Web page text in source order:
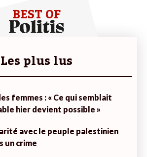
BEST OF
Les plus lus
femmes : « Ce qui semblait
hier devient possible »
avec le peuple palestinien
un crime